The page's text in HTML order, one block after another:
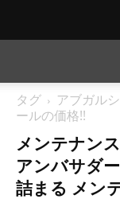
タグ
アブガル
ールの価格!!
メンテナン
アンバサダ
詰まる メン